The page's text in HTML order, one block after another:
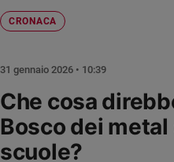
Chiesa
e
Devozione
e
CRONACA
Che cosa
Bosco dei
scuole?
31 gennaio 2026 • 10:39